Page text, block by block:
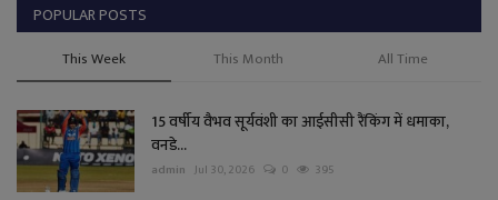
POPULAR POSTS
This Week This Month All Time
15 वर्षीय वैभव सूर्यवंशी का आईसीसी रैंकिंग में धमाका,
वनडे...
admin Jul 30, 2026 0 395